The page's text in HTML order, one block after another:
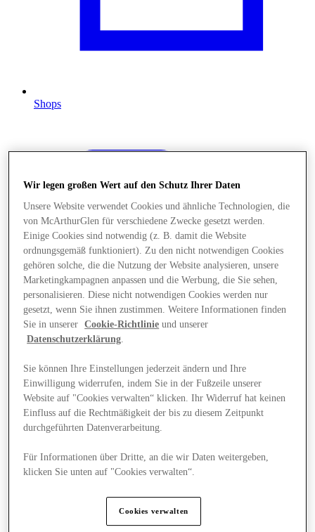
Shops
Angebote
Wir legen großen Wert auf den Schutz Ihrer Daten
Unsere Website verwendet Cookies und ähnliche Technologien, die
von McArthurGlen für verschiedene Zwecke gesetzt werden.
Einige Cookies sind notwendig (z. B. damit die Website
ordnungsgemäß funktioniert). Zu den nicht notwendigen Cookies
gehören solche, die die Nutzung der Website analysieren, unsere
Marketingkampagnen anpassen und die Werbung, die Sie sehen,
personalisieren. Diese nicht notwendigen Cookies werden nur
gesetzt, wenn Sie ihnen zustimmen. Weitere Informationen finden
Sie in unserer
Cookie-Richtlinie und unserer
Datenschutzerklärung
Sie können Ihre Einstellungen jederzeit ändern und Ihre
Einwilligung widerrufen, indem Sie in der Fußzeile unserer
Website auf "Cookies verwalten“ klicken. Ihr Widerruf hat keinen
Einfluss auf die Rechtmäßigkeit der bis zu diesem Zeitpunkt
durchgeführten Datenverarbeitung.
Für Informationen über Dritte, an die wir Daten weitergeben,
klicken Sie unten auf "Cookies verwalten“.
Cookies verwalten